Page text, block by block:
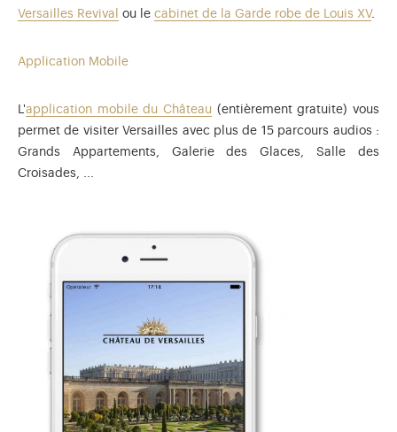
Versailles Revival
ou le cabinet de la Garde robe de Louis XV.
Application Mobile
L'application mobile du Château (entièrement gratuite) vous
permet de visiter Versailles avec plus de 15 parcours audios :
Grands Appartements, Galerie des Glaces, Salle des
Croisades, ...